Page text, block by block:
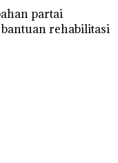
partai
rehabilitasi